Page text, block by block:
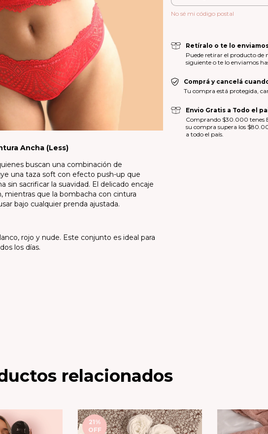
Ancha (Less)
buscan una combinación de
una taza soft con efecto push-up que
sacrificar la suavidad. El delicado encaje
que la bombacha con cintura
bajo cualquier prenda ajustada.
rojo y nude. Este conjunto es ideal para
los días.
No sé mi código postal
Retíralo o te lo
Puede retirar el producto de
siguiente o te lo enviamos
Comprá y cancelá
Tu compra está protegida,
Envio Gratis a Todo el
Comprando $30.000 tenes
su compra supera los
a todo el país.
relacionados
21%
OFF